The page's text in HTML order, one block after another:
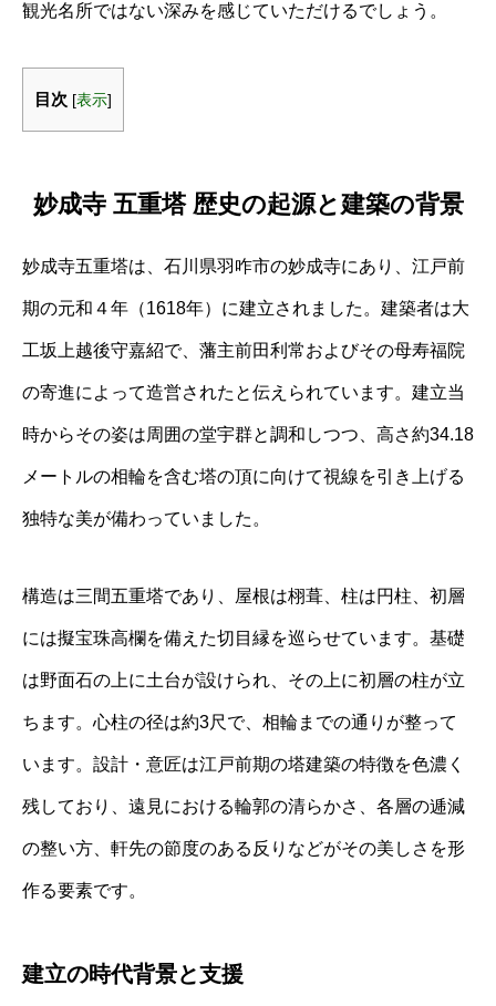
観光名所ではない深みを感じていただけるでしょう。
目次 [表示]
妙成寺 五重塔 歴史の起源と建築の背景
妙成寺五重塔は、石川県羽咋市の妙成寺にあり、江戸前
期の元和４年（1618年）に建立されました。建築者は大
工坂上越後守嘉紹で、藩主前田利常およびその母寿福院
の寄進によって造営されたと伝えられています。建立当
時からその姿は周囲の堂宇群と調和しつつ、高さ約34.18
メートルの相輪を含む塔の頂に向けて視線を引き上げる
独特な美が備わっていました。
構造は三間五重塔であり、屋根は栩葺、柱は円柱、初層
には擬宝珠高欄を備えた切目縁を巡らせています。基礎
は野面石の上に土台が設けられ、その上に初層の柱が立
ちます。心柱の径は約3尺で、相輪までの通りが整って
います。設計・意匠は江戸前期の塔建築の特徴を色濃く
残しており、遠見における輪郭の清らかさ、各層の逓減
の整い方、軒先の節度のある反りなどがその美しさを形
作る要素です。
建立の時代背景と支援